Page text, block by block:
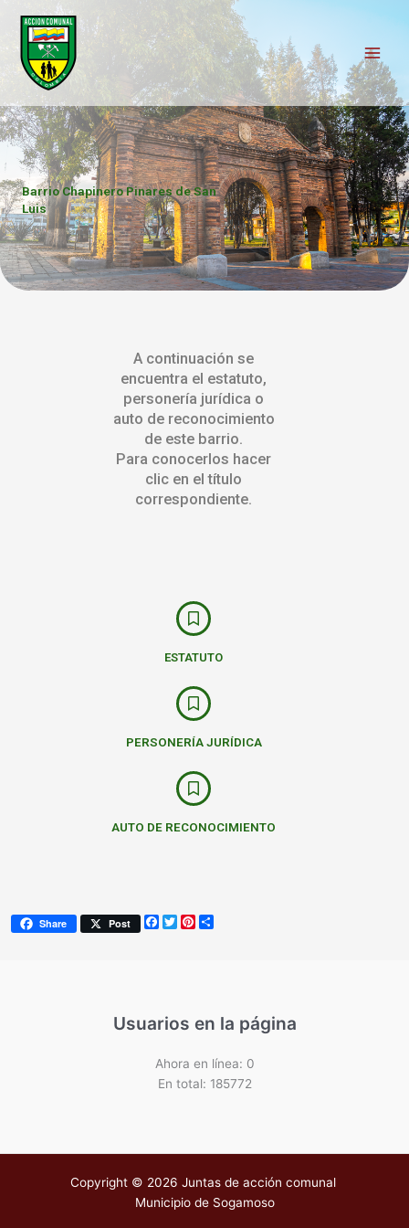
contenido
Barrio Chapinero Pinares de San
Luis
A continuación se
encuentra el estatuto,
personería jurídica o
auto de reconocimiento
de este barrio.
Para conocerlos hacer
clic en el título
correspondiente.
ESTATUTO
PERSONERÍA JURÍDICA
AUTO DE RECONOCIMIENTO
Share Post Facebook
TwitterPinterest
Usuarios en la página
Ahora en línea: 0
En total: 185772
Copyright © 2026 Juntas de acción comunal
Municipio de Sogamoso